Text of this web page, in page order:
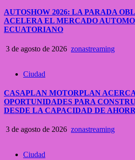
AUTOSHOW 2026: LA PARADA
ACELERA EL MERCADO
ECUATORIANO
3 de agosto de 2026 zonastreaming
Ciudad
CASAPLAN MOTORPLAN
OPORTUNIDADES PARA
DESDE LA CAPACIDAD DE
3 de agosto de 2026 zonastreaming
Ciudad